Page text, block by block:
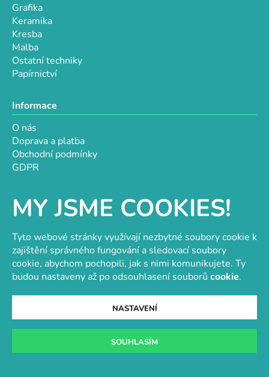
MY JSME COOKIES!
Tyto webové stránky využívají nezbytné soubory cookie k
zajištění správného fungování a sledovací soubory
cookie, abychom pochopili, jak s nimi komunikujete. Ty
budou nastaveny až po odsouhlasení souborů cookie.
NASTAVENÍ
SOUHLASÍM
Grafika
Keramika
Kresba
Malba
Ostatní techniky
Papírnictví
Informace
O nás
Doprava a platba
Obchodní podmínky
GDPR
Velkoobchod
Kontakt
Kontakt
objednavky@e-vytvarka.cz
+420 725 657 656